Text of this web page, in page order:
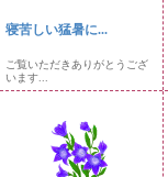
寝苦しい猛暑に...
ご覧いただきありがとうござ
います...